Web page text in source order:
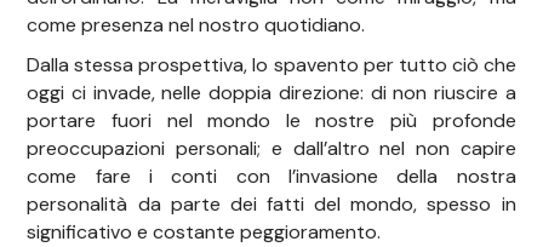
come presenza nel nostro quotidiano.
Dalla stessa prospettiva, lo spavento per tutto ciò che
oggi ci invade, nelle doppia direzione: di non riuscire a
portare fuori nel mondo le nostre più profonde
preoccupazioni personali; e dall’altro nel non capire
come fare i conti con l’invasione della nostra
personalità da parte dei fatti del mondo, spesso in
significativo e costante peggioramento.